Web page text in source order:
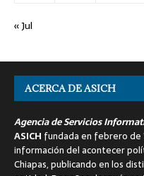
« Jul
ACERCA DE ASICH
Agencia de Servicios
ASICH fundada en febrero de
información del acontecer
Chiapas, publicando en los